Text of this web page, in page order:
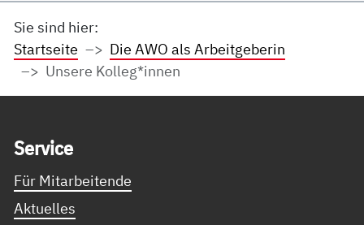
Sie sind hier:
Startseite
Die AWO als Arbeitgeberin
Unsere Kolleg*innen
Ser­vice
Für Mitarbeitende
Aktuelles